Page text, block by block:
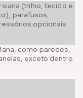
(trilho, tecido e
parafusos,
opcionais
como paredes,
exceto dentro